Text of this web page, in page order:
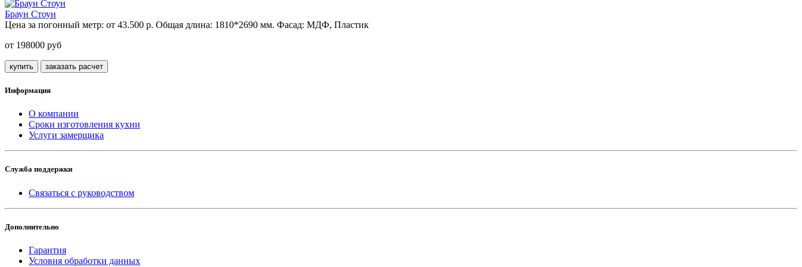
Браун Стоун
Цена за погонный метр: от 43.500 р. Общая длина: 1810*2690 мм. Фасад: МДФ, Пластик
от 198000 руб
купить заказать расчет
Информация
О компании
Сроки изготовления кухни
Услуги замерщика
Служба поддержки
Связаться с руководством
Дополнительно
Гарантия
Условия обработки данных